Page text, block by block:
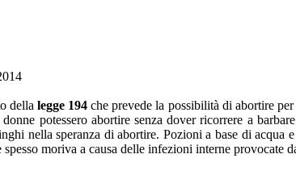
della legge 194che prevede la possibilità di abortire
potessero abortire senza dover ricorrere a
nella speranza di abortire. Pozioni a base di acqua
moriva a causa delle infezioni interne provocate